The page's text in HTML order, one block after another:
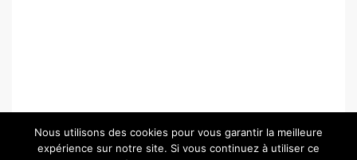
Nous utilisons des cookies pour vous garantir la meilleure
expérience sur notre site. Si vous continuez à utiliser ce